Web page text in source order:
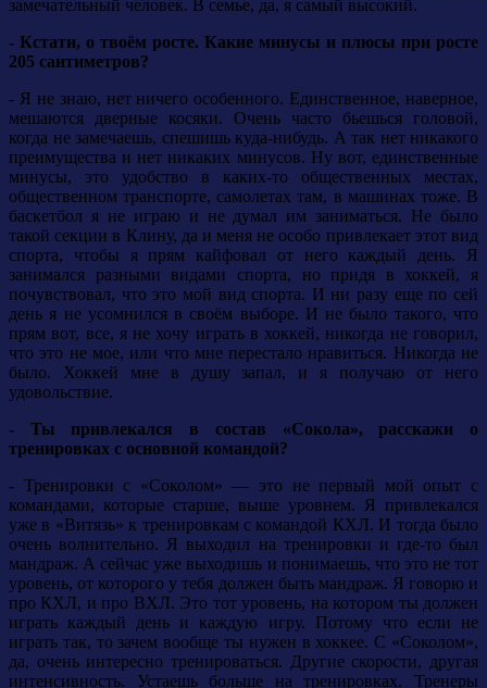
замечательный человек. В семье, да, я самый высокий.
- Кстати, о твоём росте. Какие минусы и плюсы при росте
205 сантиметров?
- Я не знаю, нет ничего особенного. Единственное, наверное,
мешаются дверные косяки. Очень часто бьешься головой,
когда не замечаешь, спешишь куда-нибудь. А так нет никакого
преимущества и нет никаких минусов. Ну вот, единственные
минусы, это удобство в каких-то общественных местах,
общественном транспорте, самолетах там, в машинах тоже. В
баскетбол я не играю и не думал им заниматься. Не было
такой секции в Клину, да и меня не особо привлекает этот вид
спорта, чтобы я прям кайфовал от него каждый день. Я
занимался разными видами спорта, но придя в хоккей, я
почувствовал, что это мой вид спорта. И ни разу еще по сей
день я не усомнился в своём выборе. И не было такого, что
прям вот, все, я не хочу играть в хоккей, никогда не говорил,
что это не мое, или что мне перестало нравиться. Никогда не
было. Хоккей мне в душу запал, и я получаю от него
удовольствие.
- Ты привлекался в состав «Сокола», расскажи о
тренировках с основной командой?
- Тренировки с «Соколом» — это не первый мой опыт с
командами, которые старше, выше уровнем. Я привлекался
уже в «Витязь» к тренировкам с командой КХЛ. И тогда было
очень волнительно. Я выходил на тренировки и где-то был
мандраж. А сейчас уже выходишь и понимаешь, что это не тот
уровень, от которого у тебя должен быть мандраж. Я говорю и
про КХЛ, и про ВХЛ. Это тот уровень, на котором ты должен
играть каждый день и каждую игру. Потому что если не
играть так, то зачем вообще ты нужен в хоккее. С «Соколом»,
да, очень интересно тренироваться. Другие скорости, другая
интенсивность. Устаешь больше на тренировках. Тренеры